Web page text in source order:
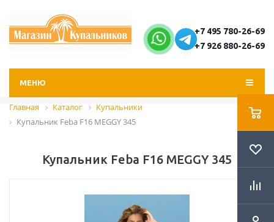
+7 495 780-26-69
+7 926 880-26-69
МЕНЮ
Главная Каталог
Купальники
Купальник Feba F16 MEGGY 345
Купальник Feba F16 MEGGY 345